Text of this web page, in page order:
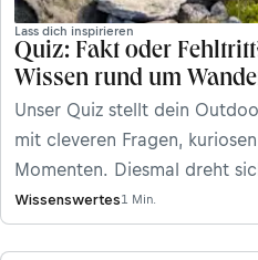
Lass dich inspirieren
Quiz: Fakt oder
Wissen rund um
Unser Quiz stellt dein
mit cleveren Fragen,
Momenten. Diesmal dreht
Wanderschuhe: Wie gut
Kannst du gängigen
Wissenswertes1 Min.